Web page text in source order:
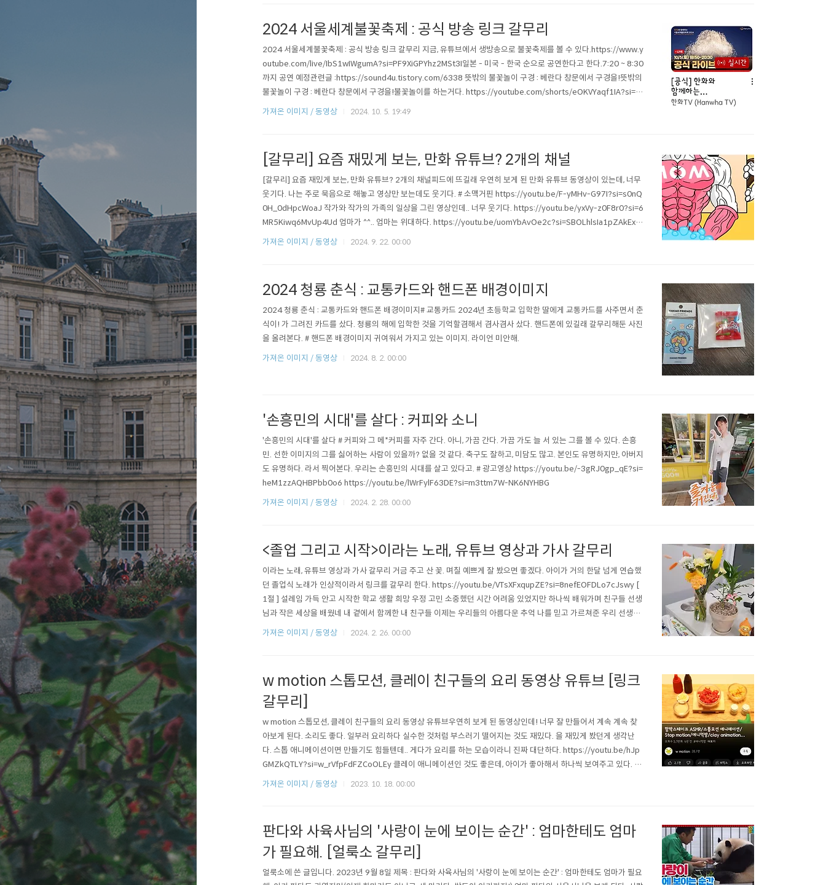
2024 서울세계불꽃축제 : 공식 방송 링크 갈무리
2024 서울세계불꽃축제 : 공식 방송 링크 갈무리 지금, 유튜브에서 생방송으로 불꽃축제를 볼 수 있다.https://www.y
outube.com/live/IbS1wIWgumA?si=PF9XiGPYhz2MSt3I일본 - 미국 - 한국 순으로 공연한다고 한다.7:20 ~ 8:30
까지 공연 예정관련글 :https://sound4u.tistory.com/6338 뜻밖의 불꽃놀이 구경 : 베란다 창문에서 구경을!뜻밖의
불꽃놀이 구경 : 베란다 창문에서 구경을!불꽃놀이를 하는거다. https://youtube.com/shorts/eOKVYaqf1IA?si=q
dodww3Tq7gPQh_P 관련글 : https://youtu.be/920T18rW0qM?si=00KGB0PERct2EcmC https://sound4u.
가져온 이미지 / 동영상 2024. 10. 5. 19:49
[갈무리] 요즘 재밌게 보는, 만화 유튜브? 2개의 채널
[갈무리] 요즘 재밌게 보는, 만화 유튜브? 2개의 채널피드에 뜨길래 우연히 보게 된 만화 유튜브 동영상이 있는데, 너무
웃기다. 나는 주로 묵음으로 해놓고 영상만 보는데도 웃기다. # 소맥거핀 https://youtu.be/F-yMHv-G97I?si=s0nQ
0H_0dHpcWoaJ 작가와 작가의 가족의 일상을 그린 영상인데.. 너무 웃기다. https://youtu.be/yxVy-z0F8r0?si=6
MR5Kiwq6MvUp4Ud 엄마가 ^^.. 엄마는 위대하다. https://youtu.be/uomYbAvOe2c?si=SBOLhlsIa1pZAkEx
할머니도 웃기다. 힘도 쎄시고, 진짜 유쾌한 할머니다. # 항상 피곤한 우아맘 https://youtu.be/fdrWe-NWveQ?si=T
가져온 이미지 / 동영상 2024. 9. 22. 00:00
2024 청룡 춘식 : 교통카드와 핸드폰 배경이미지
2024 청룡 춘식 : 교통카드와 핸드폰 배경이미지# 교통카드 2024년 초등학교 입학한 딸에게 교통카드를 사주면서 춘
식이! 가 그려진 카드를 샀다. 청룡의 해에 입학한 것을 기억할겸해서 겸사겸사 샀다. 핸드폰에 있길래 갈무리해둔 사진
을 올려본다. # 핸드폰 배경이미지 귀여워서 가지고 있는 이미지. 라이언 미안해.
가져온 이미지 / 동영상
2024. 8. 2. 00:00
'손흥민의 시대'를 살다 : 커피와 소니
'손흥민의 시대'를 살다 # 커피와 그 메*커피를 자주 간다. 아니, 가끔 간다. 가끔 가도 늘 서 있는 그를 볼 수 있다. 손흥
민. 선한 이미지의 그를 싫어하는 사람이 있을까? 없을 것 같다. 축구도 잘하고, 미담도 많고. 본인도 유명하지만, 아버지
도 유명하다. 라서 찍어본다. 우리는 손흥민의 시대를 살고 있다고. # 광고영상 https://youtu.be/-3gRJ0gp_qE?si=
heM1zzAQHBPbb0o6 https://youtu.be/lWrFylF63DE?si=m3ttm7W-NK6NYHBG
가져온 이미지 / 동영상
2024. 2. 28. 00:00
<졸업 그리고 시작>이라는 노래, 유튜브 영상과 가사 갈무리
이라는 노래, 유튜브 영상과 가사 갈무리 거금 주고 산 꽃. 며칠 예쁘게 잘 봤으면 좋겠다. 아이가 거의 한달 넘게 연습했
던 졸업식 노래가 인상적이라서 링크를 갈무리 한다. https://youtu.be/VTsXFxqupZE?si=8nefEOFDLo7cJswy [
1절 ] 설레임 가득 안고 시작한 학교 생활 희망 우정 고민 소중했던 시간 어려움 있었지만 하나씩 배워가며 친구들 선생
님과 작은 세상을 배웠네 내 곁에서 함께한 내 친구들 이제는 우리들의 아름다운 추억 나를 믿고 가르쳐준 우리 선생님
표현은 서툴지만 정말 사랑합니다. **졸업하고 축하하고 꿈을 꾸고 시작하고 모두가 행복하고 함께하는 우리 너와 나
가져온 이미지 / 동영상 2024. 2. 26. 00:00
w motion 스톱모션, 클레이 친구들의 요리 동영상 유튜브 [링크
갈무리]
w motion 스톱모션, 클레이 친구들의 요리 동영상 유튜브우연히 보게 된 동영상인데! 너무 잘 만들어서 계속 계속 찾
아보게 된다. 소리도 좋다. 일부러 요리하다 실수한 것처럼 부스러기 떨어지는 것도 재밌다. 을 재밌게 봤던게 생각난
다. 스톱 애니메이션이면 만들기도 힘들텐데.. 게다가 요리를 하는 모습이라니 진짜 대단하다. https://youtu.be/hJp
GMZkQTLY?si=w_rVfpFdFZCoOLEy 클레이 애니메이션인 것도 좋은데, 아이가 좋아해서 하나씩 보여주고 있다. 진
짜 잘 만들었다. * 제가 보고 재밌어서 쓴 글입니다. 업체와 아무런 관련이 없습니다.
가져온 이미지 / 동영상 2023. 10. 18. 00:00
판다와 사육사님의 '사랑이 눈에 보이는 순간' : 엄마한테도 엄마
가 필요해. [얼룩소 갈무리]
얼룩소에 쓴 글입니다. 2023년 9월 8일 제목 : 판다와 사육사님의 '사랑이 눈에 보이는 순간' : 엄마한테도 엄마가 필요